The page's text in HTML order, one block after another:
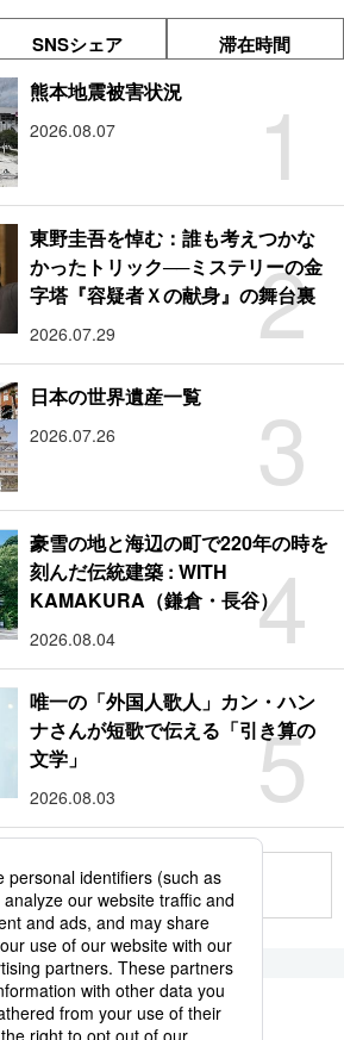
SNSシェア 滞在時間
1
熊本地震被害状況
2026.08.07
2
東野圭吾を悼む：誰も考えつかな
かったトリック──ミステリーの金
字塔『容疑者Ｘの献身』の舞台裏
2026.07.29
3
日本の世界遺産一覧
2026.07.26
4
豪雪の地と海辺の町で220年の時を
刻んだ伝統建築 : WITH
KAMAKURA（鎌倉・長谷）
2026.08.04
5
唯一の「外国人歌人」カン・ハン
ナさんが短歌で伝える「引き算の
文学」
2026.08.03
もっと見る
ド